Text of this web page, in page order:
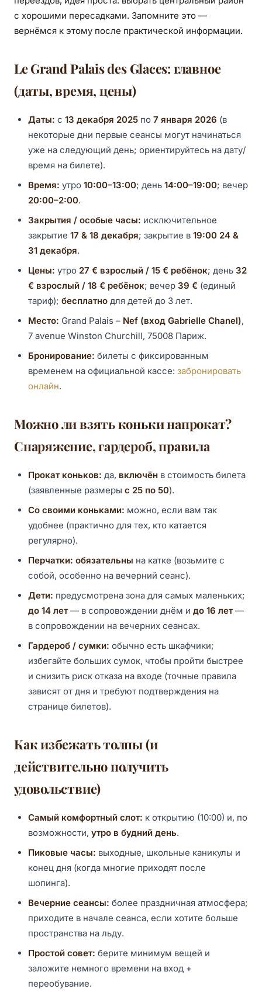
с хорошими пересадками. Запомните это —
вернёмся к этому после практической информации.
Le Grand Palais des Glaces: главное
(даты, время, цены)
Даты: с 13 декабря 2025 по 7 января 2026 (в
некоторые дни первые сеансы могут начинаться
уже на следующий день; ориентируйтесь на дату/
время на билете).
Время: утро 10:00–13:00; день 14:00–19:00; вечер
20:00–2:00.
Закрытия / особые часы: исключительное
закрытие 17 & 18 декабря; закрытие в 19:00 24 &
31 декабря.
Цены: утро 27 € взрослый / 15 € ребёнок; день 32
€ взрослый / 18 € ребёнок; вечер 39 € (единый
тариф); бесплатно для детей до 3 лет.
Место: Grand Palais – Nef (вход Gabrielle Chanel),
7 avenue Winston Churchill, 75008 Париж.
Бронирование: билеты с фиксированным
временем на официальной кассе: забронировать
онлайн.
Можно ли взять коньки напрокат?
Снаряжение, гардероб, правила
Прокат коньков: да, включён в стоимость билета
(заявленные размеры с 25 по 50).
Со своими коньками: можно, если вам так
удобнее (практично для тех, кто катается
регулярно).
Перчатки: обязательны на катке (возьмите с
собой, особенно на вечерний сеанс).
Дети: предусмотрена зона для самых маленьких;
до 14 лет— в сопровождении днём и до 16 лет—
в сопровождении на вечерних сеансах.
Гардероб / сумки: обычно есть шкафчики;
избегайте больших сумок, чтобы пройти быстрее
и снизить риск отказа на входе (точные правила
зависят от дня и требуют подтверждения на
странице билетов).
Как избежать толпы (и
действительно получить
удовольствие)
Самый комфортный слот: к открытию (10:00) и, по
возможности, утро в будний день.
Пиковые часы: выходные, школьные каникулы и
конец дня (когда многие приходят после
шопинга).
Вечерние сеансы: более праздничная атмосфера;
приходите в начале сеанса, если хотите больше
пространства на льду.
Простой совет: берите минимум вещей и
заложите немного времени на вход +
переобувание.